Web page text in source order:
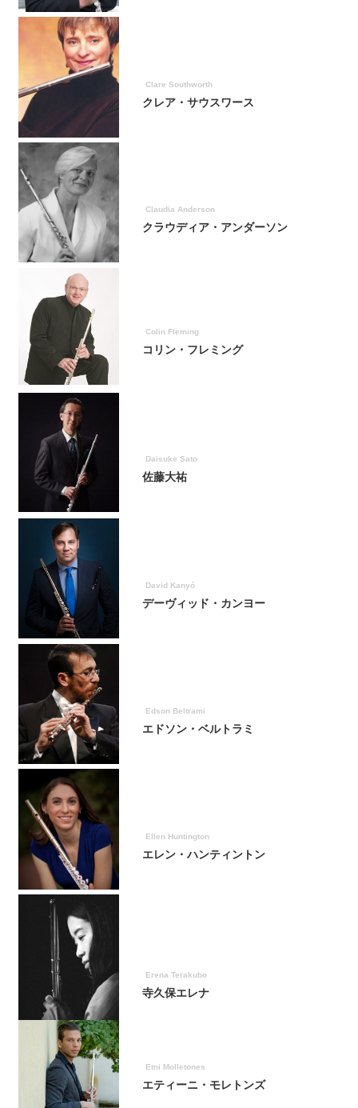
クレア・サウスワース
Clare Southworth
クラウディア・アンダーソン
Claudia Anderson
コリン・フレミング
Colin Fleming
佐藤大祐
Daisuke Sato
デーヴィッド・カンヨー
David Kanyó
エドソン・ベルトラミ
Edson Beltrami
エレン・ハンティントン
Ellen Huntington
寺久保エレナ
Erena Terakubo
エティーニ・モレトンズ
Etni Molletones